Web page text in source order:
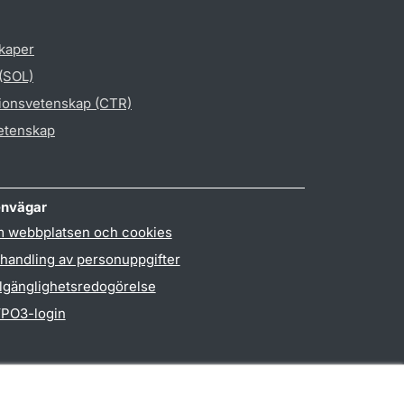
(CTR)
webbplatsen och cookies
av personuppgifter
login